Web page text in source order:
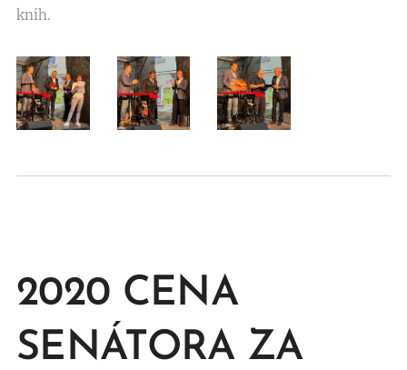
knih.
2020 CENA
SENÁTORA ZA